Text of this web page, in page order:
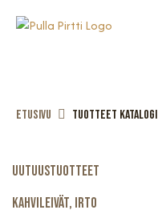
Etusivu Tuotteet katalogi
Uutuustuotteet
Kahvileivät, Irto